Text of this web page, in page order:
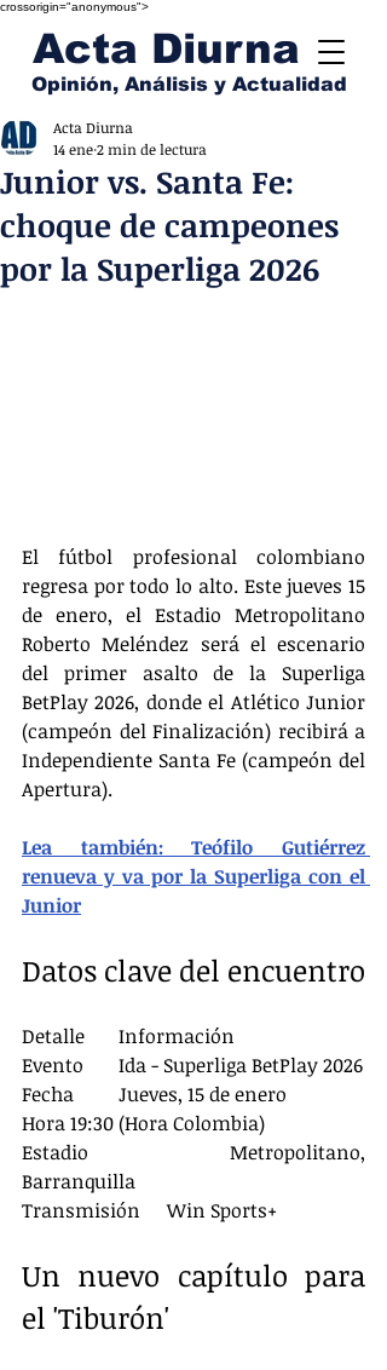
crossorigin="anonymous">
Acta Diurna
Opinión, Análisis y Actualidad
Junior vs. Santa Fe:
choque de campeones
por la Superliga 2026
Acta Diurna
14 ene2 min de lectura
El fútbol profesional colombiano
regresa por todo lo alto. Este jueves 15
de enero, el Estadio Metropolitano
Roberto Meléndez será el escenario
del primer asalto de la Superliga
BetPlay 2026, donde el Atlético Junior
(campeón del Finalización) recibirá a
Independiente Santa Fe (campeón del
Apertura).
Lea también: Teófilo Gutiérrez
renueva y va por la Superliga con el
Junior
Datos clave del encuentro
Detalle	Información
Evento	Ida - Superliga BetPlay 2026
Fecha	Jueves, 15 de enero
Hora	19:30 (Hora Colombia)
Estadio	Metropolitano,
Barranquilla
Transmisión	Win Sports+
Un nuevo capítulo para
el 'Tiburón'